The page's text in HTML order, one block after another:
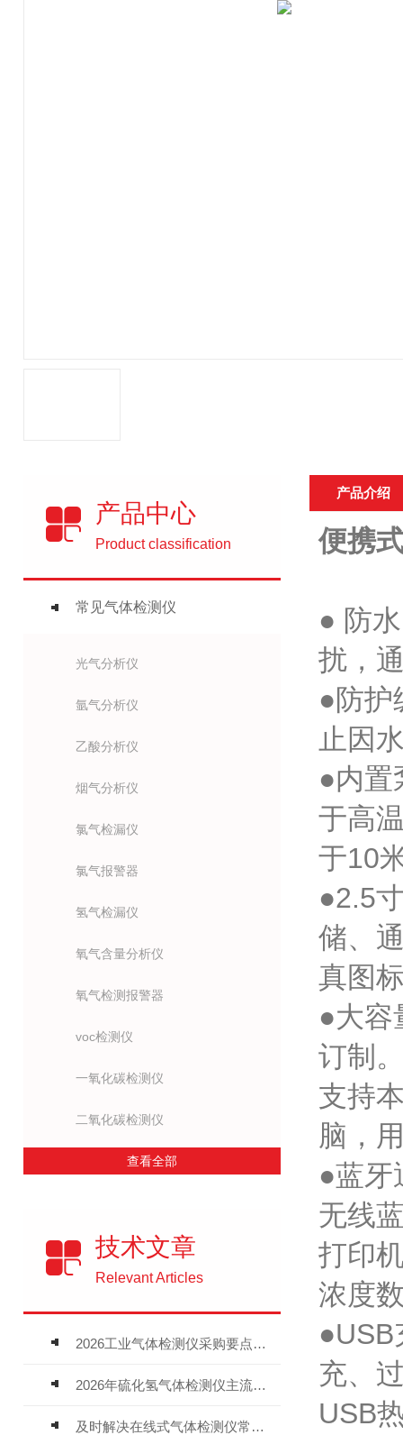
产品中心
Product classification
常见气体检测仪
光气分析仪
氩气分析仪
乙酸分析仪
烟气分析仪
氯气检漏仪
氯气报警器
氢气检漏仪
氧气含量分析仪
氧气检测报警器
voc检测仪
一氧化碳检测仪
二氧化碳检测仪
查看全部
技术文章
Relevant Articles
2026工业气体检测仪采购要点：如何分辨固定式、复合、泵吸式检测仪优劣
2026年硫化氢气体检测仪主流品牌盘点及选型硬性要求
及时解决在线式气体检测仪常见问题有助于保障人员安全
产品介绍
便携
● 防
扰，
●防护
止因
●内置
于高
于10
●2.5
储、
真图
●大容
订制
支持
脑，
●蓝牙
无线
打印
浓度
●USB
充、
USB